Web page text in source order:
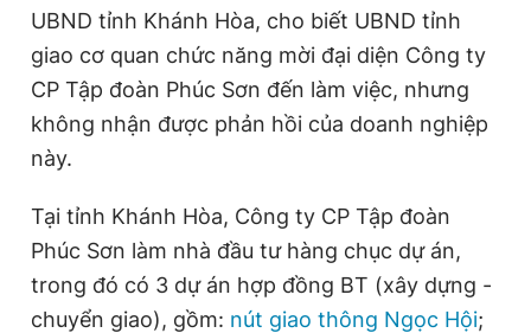
UBND tỉnh Khánh Hòa, cho biết UBND tỉnh
giao cơ quan chức năng mời đại diện Công ty
CP Tập đoàn Phúc Sơn đến làm việc, nhưng
không nhận được phản hồi của doanh nghiệp
này.
Tại tỉnh Khánh Hòa, Công ty CP Tập đoàn
Phúc Sơn làm nhà đầu tư hàng chục dự án,
trong đó có 3 dự án hợp đồng BT (xây dựng -
chuyển giao), gồm: nút giao thông Ngọc Hội;